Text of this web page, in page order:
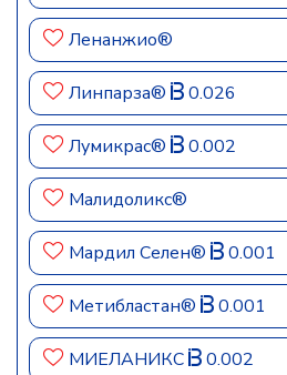
Ленанжио®
Линпарза® 0.026
Лумикрас® 0.002
Малидоликс®
Мардил Селен® 0.001
Метибластан® 0.001
МИЕЛАНИКС 0.002